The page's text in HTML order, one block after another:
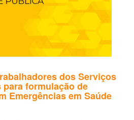
dos Serviços
formulação de
Emergências em Saúde